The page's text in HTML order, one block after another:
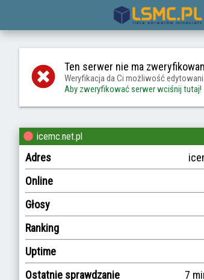
Ten serwer nie ma
Weryfikacja da Ci możliwość
Aby zweryfikować serwer wciśnij tutaj!
icemc.net.pl
Adres
Online
Głosy
Ranking
Uptime
Ostatnie sprawdzanie
7